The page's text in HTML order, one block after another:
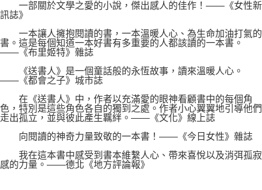
一部關於文學之愛的小說，傑出感人的佳作！――《女性新
訊誌》
一本讓人擁抱閱讀的書，一本溫暖人心、為生命加油打氣的
書。這是每個知道一本好書有多重要的人都該讀的一本書。
――《布里姬特》雜誌
《送書人》是一個童話般的永恆故事，讀來溫暖人心。
――《都會之子》城市誌
在《送書人》中，作者以充滿愛的眼神看顧書中的每個角
色，特別是這些角色各自的獨到之處。作者小心翼翼地引導他們
走出孤立，並與彼此產生羈絆。――《文化》線上誌
向閱讀的神奇力量致敬的一本書！――《今日女性》雜誌
我在這本書中感受到書本維繫人心、帶來喜悅以及消弭孤寂
感的力量。――德北《地方評論報》